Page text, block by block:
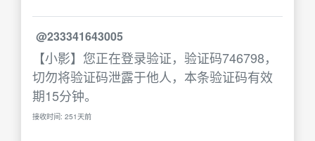
@233341643005
【小影】您正在登录验证，验证码746798，
切勿将验证码泄露于他人，本条验证码有效
期15分钟。
接收时间: 251天前